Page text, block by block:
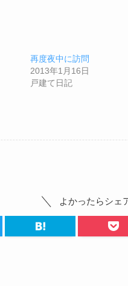
再度夜中に訪問
2013年1月16日
戸建て日記
よかったらシェ